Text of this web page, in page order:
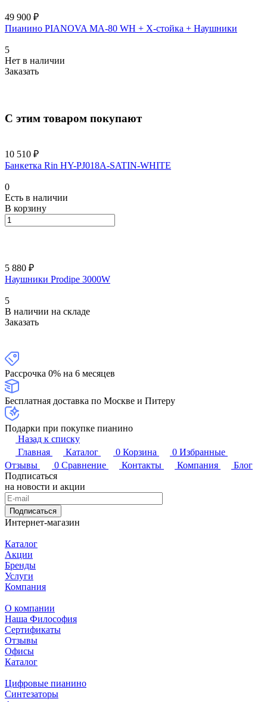
49 900 ₽
Пианино PIANOVA MA-80 WH + X-cтойка + Наушники
5
Нет в наличии
Заказать
С этим товаром покупают
10 510 ₽
Банкетка Rin HY-PJ018A-SATIN-WHITE
0
Есть в наличии
В корзину
5 880 ₽
Наушники Prodipe 3000W
5
В наличии на складе
Заказать
Рассрочка 0% на 6 месяцев
Бесплатная доставка по Москве и Питеру
Подарки при покупке пианино
Назад к списку
Главная
Каталог 0 Корзина 0 Избранные
Отзывы
0 Сравнение Контакты Компания
Блог
Подписаться
на новости и акции
Подписаться
Интернет-магазин
Каталог
Акции
Бренды
Услуги
Компания
О компании
Наша Философия
Сертификаты
Отзывы
Офисы
Каталог
Цифровые пианино
Синтезаторы